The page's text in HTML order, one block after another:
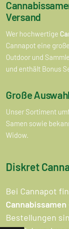
Versand
Wer hochwertige
Cannapot eine
Outdoor und
und enthält Bonus
Große
Unser Sortiment
Samen sowie
Widow.
Diskret
Bei Cannapot
Cannabissamen
Bestellungen